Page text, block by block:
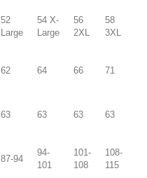
52
Large
54 X-
Large
56
2XL
58
3XL
62 64 66 71
63 63 63 63
87-94
94-
101
101-
108
108-
115